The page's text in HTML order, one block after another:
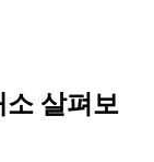
소 살펴보